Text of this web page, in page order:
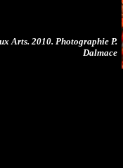
Arts. 2010. Photographie P.
Dalmace